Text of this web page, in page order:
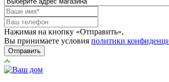
Нажимая на кнопку «Отправить»,
Вы принимаете условия политики
Отправить